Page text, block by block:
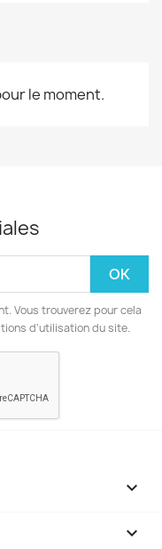
le moment.
Vous trouverez pour cela
d'utilisation du site.

